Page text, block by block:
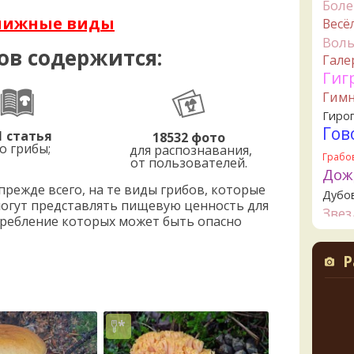
виды
содержится:
статья
грибы;
18532 фото
для распознавания,
от пользователей.
всего, на те виды грибов, которые
представлять пищевую ценность для
которых может быть опасно
19
20 часов
но
края